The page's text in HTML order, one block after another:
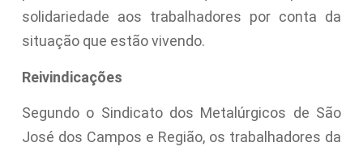
solidariedade aos trabalhadores por conta da
situação que estão vivendo.
Reivindicações
Segundo o Sindicato dos Metalúrgicos de São
José dos Campos e Região, os trabalhadores da